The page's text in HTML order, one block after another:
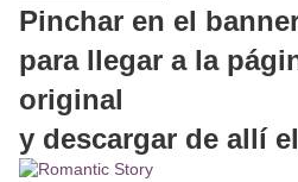
Pinchar en el
para llegar a la
original
y descargar de allí